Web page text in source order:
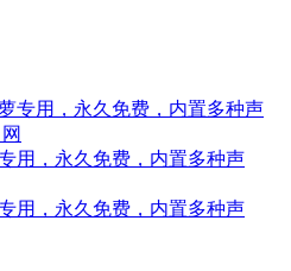
用，永久免费，内置多种声
用，永久免费，内置多种声